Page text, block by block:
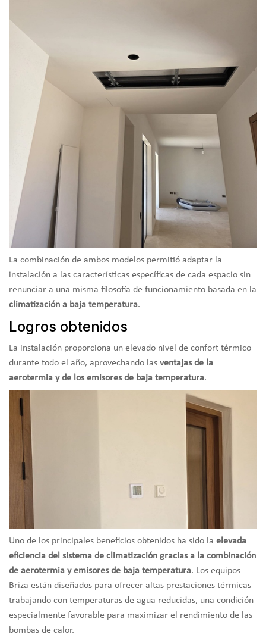
La combinación de ambos modelos permitió adaptar la
instalación a las características específicas de cada espacio sin
renunciar a una misma filosofía de funcionamiento basada en la
climatización a baja temperatura.
Logros obtenidos
La instalación proporciona un elevado nivel de confort térmico
durante todo el año, aprovechando las ventajas de la
aerotermia y de los emisores de baja temperatura.
Uno de los principales beneficios obtenidos ha sido la elevada
eficiencia del sistema de climatización gracias a la combinación
de aerotermia y emisores de baja temperatura. Los equipos
Briza están diseñados para ofrecer altas prestaciones térmicas
trabajando con temperaturas de agua reducidas, una condición
especialmente favorable para maximizar el rendimiento de las
bombas de calor.